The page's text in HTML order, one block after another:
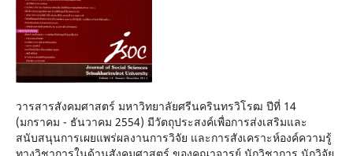
วารสารสังคมศาสตร์ มหาวิทยาลัยศรีนครินทรวิโรฒ ปีที่ 14
(มกราคม - ธันวาคม 2554) มีวัตถุประสงค์เพื่อการส่งเสริมและ
สนับสนุนการเผยแพร่ผลงานการวิจัย และการสังเคราะห์องค์ความรู้